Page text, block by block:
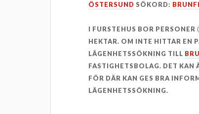
ÖSTERSUND SÖKORD:
I FURSTEHUS BOR PERSONER
HEKTAR. OM INTE HITTAR EN
LÄGENHETSSÖKNING TILL
FASTIGHETSBOLAG. DET KAN
FÖR DÄR KAN GES BRA
LÄGENHETSSÖKNING.